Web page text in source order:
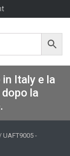
Italy e la
la
UAFT9005 -